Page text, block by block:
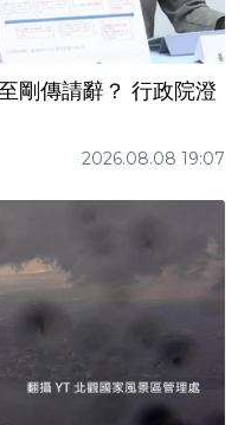
辭？ 行政院澄
2026.08.08 19:07